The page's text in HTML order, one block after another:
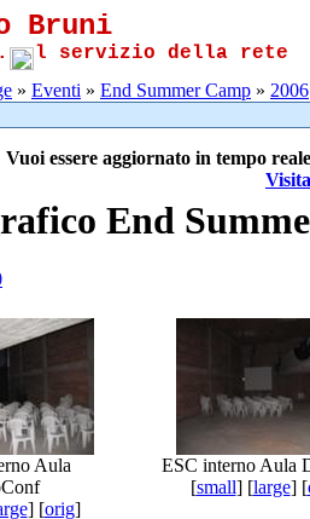
Bruni
l servizio della rete
» Eventi » End Summer Camp » 2006
Vuoi essere aggiornato in tempo
End
Aula
] [orig]
ESC interno Aula
[small] [large] [